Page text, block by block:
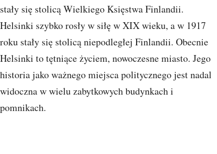
stały się stolicą Wielkiego Księstwa Finlandii.
Helsinki szybko rosły w siłę w XIX wieku, a w 1917
roku stały się stolicą niepodległej Finlandii. Obecnie
Helsinki to tętniące życiem, nowoczesne miasto. Jego
historia jako ważnego miejsca politycznego jest nadal
widoczna w wielu zabytkowych budynkach i
pomnikach.